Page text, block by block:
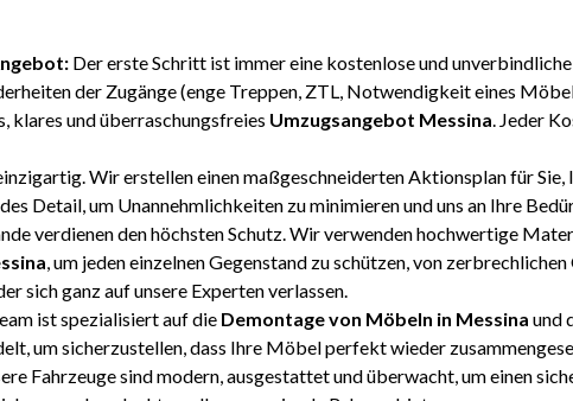
Der erste Schritt ist immer eine kostenlose und
der Zugänge (enge Treppen, ZTL, Notwendigkeit eines
klares und überraschungsfreies Umzugsangebot Messina. Jeder
Wir erstellen einen maßgeschneiderten Aktionsplan für Sie,
Detail, um Unannehmlichkeiten zu minimieren und uns an Ihre
verdienen den höchsten Schutz. Wir verwenden hochwertige
, um jeden einzelnen Gegenstand zu schützen, von
sich ganz auf unsere Experten verlassen.
ist spezialisiert auf die Demontage von Möbeln in Messina und
um sicherzustellen, dass Ihre Möbel perfekt wieder
Fahrzeuge sind modern, ausgestattet und überwacht, um einen